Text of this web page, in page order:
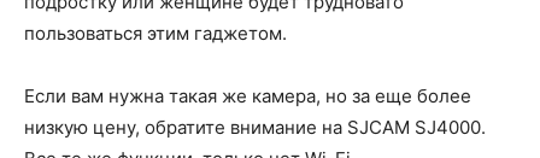
пользоваться этим гаджетом.
Если вам нужна такая же камера, но за еще более
низкую цену, обратите внимание на SJCAM SJ4000.